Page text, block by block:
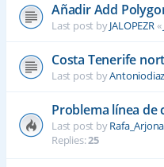
Añadir Add
Last post byJALOPEZR«
Costa Tenerife
Last post byAntoniodiaz
Problema línea de
Last post byRafa_Arjona
Replies:25